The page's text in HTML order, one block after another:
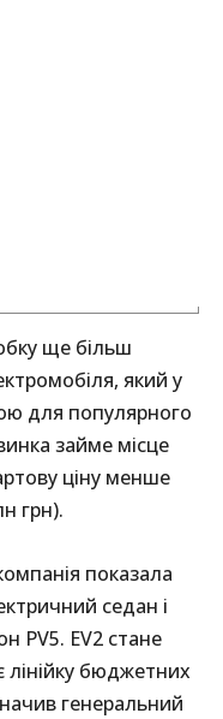
ще більш
який у
для популярного
займе місце
ціну менше
грн).
показала
седан і
PV5. EV2 стане
лінійку бюджетних
генеральний